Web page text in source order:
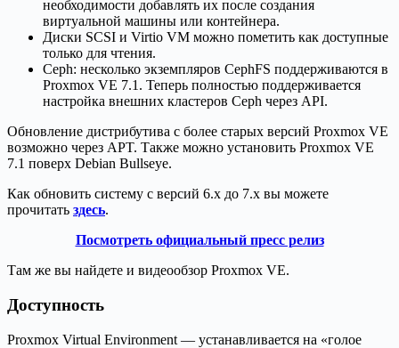
необходимости добавлять их после создания
виртуальной машины или контейнера.
Диски SCSI и Virtio VM можно пометить как доступные
только для чтения.
Ceph: несколько экземпляров CephFS поддерживаются в
Proxmox VE 7.1. Теперь полностью поддерживается
настройка внешних кластеров Ceph через API.
Обновление дистрибутива с более старых версий Proxmox VE
возможно через APT. Также можно установить Proxmox VE
7.1 поверх Debian Bullseye.
Как обновить систему с версий 6.х до 7.х вы можете
прочитать здесь.
Посмотреть официальный пресс релиз
Там же вы найдете и видеообзор Proxmox VE.
Доступность
Proxmox Virtual Environment — устанавливается на «голое